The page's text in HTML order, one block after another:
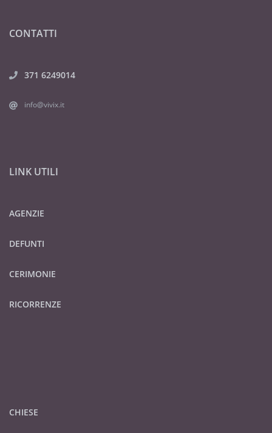
CONTATTI
371 6249014
info@vivix.it
LINK UTILI
AGENZIE
DEFUNTI
CERIMONIE
RICORRENZE
CHIESE